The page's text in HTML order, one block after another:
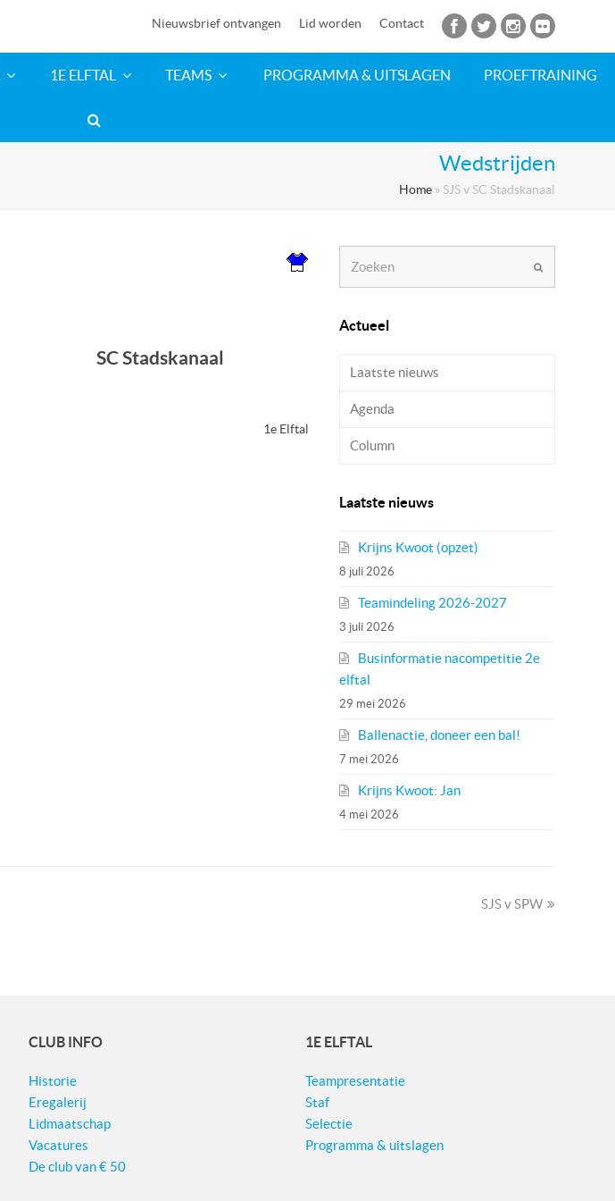
Nieuwsbrief ontvangen Lid worden Contact
1E ELFTAL TEAMS PROGRAMMA & UITSLAGEN PROEFTRAINING
Wedstrijden
Home» SJS v SC Stadskanaal
SC Stadskanaal
1e Elftal
Verzenden
Actueel
Laatste nieuws
Agenda
Column
Laatste nieuws
Krijns Kwoot (opzet)
8 juli 2026
Teamindeling 2026-2027
3 juli 2026
Businformatie nacompetitie 2e
elftal
29 mei 2026
Ballenactie, doneer een bal!
7 mei 2026
Krijns Kwoot: Jan
4 mei 2026
next
SJS v SPW
CLUB INFO
Historie
Eregalerij
Lidmaatschap
Vacatures
De club van € 50
1E ELFTAL
Teampresentatie
Staf
Selectie
Programma & uitslagen